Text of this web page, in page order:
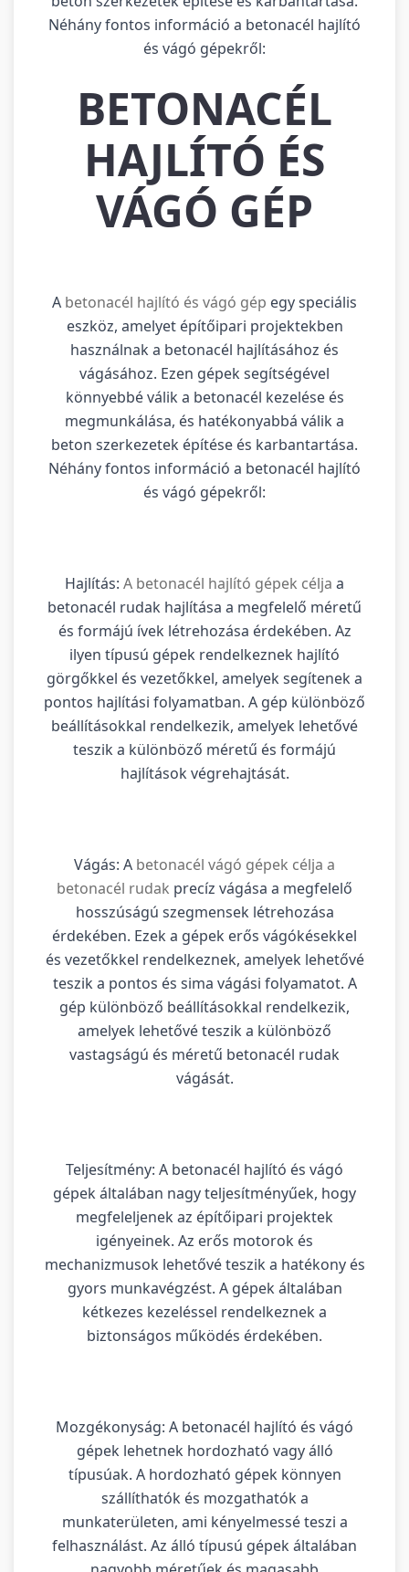
Néhány fontos információ a betonacél hajlító
és vágó gépekről:
BETONACÉL
HAJLÍTÓ ÉS
VÁGÓ GÉP
A betonacél hajlító és vágó gép egy speciális
eszköz, amelyet építőipari projektekben
használnak a betonacél hajlításához és
vágásához. Ezen gépek segítségével
könnyebbé válik a betonacél kezelése és
megmunkálása, és hatékonyabbá válik a
beton szerkezetek építése és karbantartása.
Néhány fontos információ a betonacél hajlító
és vágó gépekről:
Hajlítás: A betonacél hajlító gépek célja a
betonacél rudak hajlítása a megfelelő méretű
és formájú ívek létrehozása érdekében. Az
ilyen típusú gépek rendelkeznek hajlító
görgőkkel és vezetőkkel, amelyek segítenek a
pontos hajlítási folyamatban. A gép különböző
beállításokkal rendelkezik, amelyek lehetővé
teszik a különböző méretű és formájú
hajlítások végrehajtását.
Vágás: A betonacél vágó gépek célja a
betonacél rudak precíz vágása a megfelelő
hosszúságú szegmensek létrehozása
érdekében. Ezek a gépek erős vágókésekkel
és vezetőkkel rendelkeznek, amelyek lehetővé
teszik a pontos és sima vágási folyamatot. A
gép különböző beállításokkal rendelkezik,
amelyek lehetővé teszik a különböző
vastagságú és méretű betonacél rudak
vágását.
Teljesítmény: A betonacél hajlító és vágó
gépek általában nagy teljesítményűek, hogy
megfeleljenek az építőipari projektek
igényeinek. Az erős motorok és
mechanizmusok lehetővé teszik a hatékony és
gyors munkavégzést. A gépek általában
kétkezes kezeléssel rendelkeznek a
biztonságos működés érdekében.
Mozgékonyság: A betonacél hajlító és vágó
gépek lehetnek hordozható vagy álló
típusúak. A hordozható gépek könnyen
szállíthatók és mozgathatók a
munkaterületen, ami kényelmessé teszi a
felhasználást. Az álló típusú gépek általában